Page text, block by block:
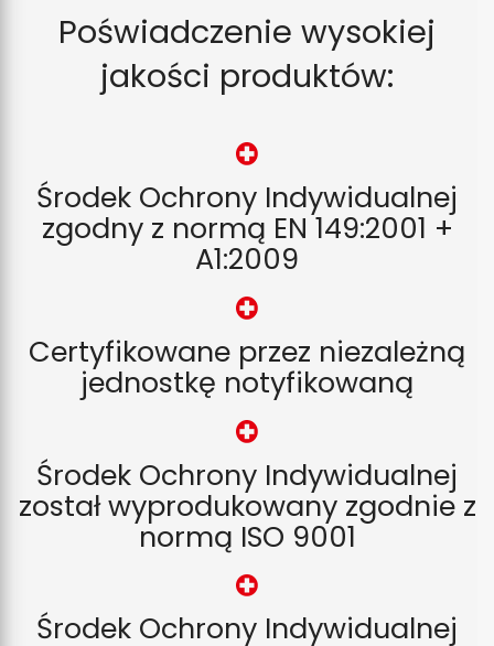
Poświadczenie wysokiej
jakości produktów:
Środek Ochrony Indywidualnej
zgodny z normą EN 149:2001 +
A1:2009
Certyfikowane przez niezależną
jednostkę notyfikowaną
Środek Ochrony Indywidualnej
został wyprodukowany zgodnie z
normą ISO 9001
Środek Ochrony Indywidualnej